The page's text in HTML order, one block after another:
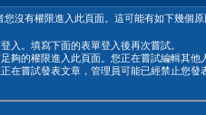
您沒有權限進入此頁面。這可能有如下幾個原
入。填寫下面的表單登入後再次嘗試。
夠的權限進入此頁面。您正在嘗試編輯其
在嘗試發表文章，管理員可能已經禁止您發